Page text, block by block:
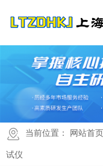
当前位置： 网站首页
试仪